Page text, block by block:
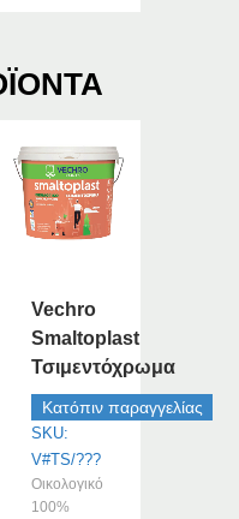
Vechro
Smaltoplast
Τσιμεντόχρωμα
Κατόπιν παραγγελίας
SKU:
V#TS/???
Οικολογικό
100%